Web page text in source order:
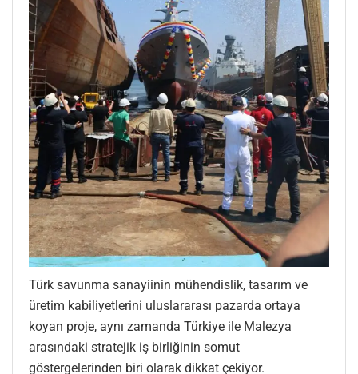
Türk savunma sanayiinin mühendislik, tasarım ve
üretim kabiliyetlerini uluslararası pazarda ortaya
koyan proje, aynı zamanda Türkiye ile Malezya
arasındaki stratejik iş birliğinin somut
göstergelerinden biri olarak dikkat çekiyor.